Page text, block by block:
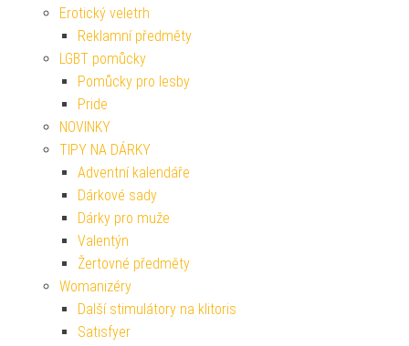
Erotický veletrh
Reklamní předměty
LGBT pomůcky
Pomůcky pro lesby
Pride
NOVINKY
TIPY NA DÁRKY
Adventní kalendáře
Dárkové sady
Dárky pro muže
Valentýn
Žertovné předměty
Womanizéry
Další stimulátory na klitoris
Satisfyer